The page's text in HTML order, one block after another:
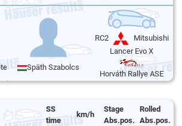
Späth Szabolcs
RC2
Mitsubishi
Lancer Evo X
Horváth Rallye ASE
SS
time
km/h
Stage
Abs.pos.
Rolled
Abs.pos.